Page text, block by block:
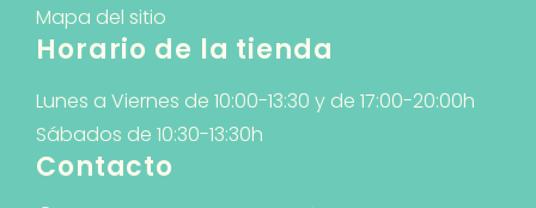
Mapa del sitio
Horario de la tienda
Lunes a Viernes de 10:00-13:30 y de 17:00-20:00h
Sábados de 10:30-13:30h
Contacto